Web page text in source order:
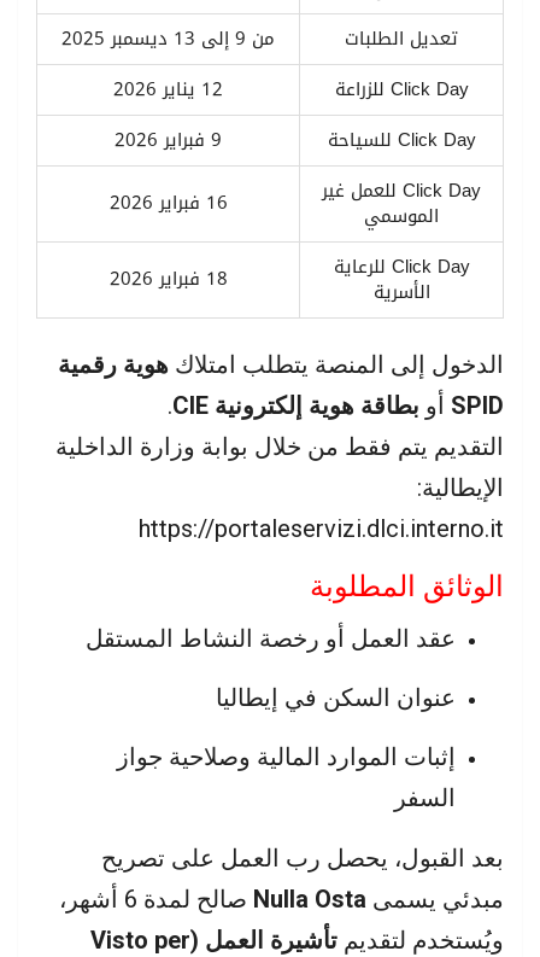
تعديل الطلبات
من 9 إلى 13 ديسمبر 2025
Click Day للزراعة
12 يناير 2026
Click Day للسياحة
9 فبراير 2026
Click Day للعمل غير
الموسمي
16 فبراير 2026
Click Day للرعاية
الأسرية 18 فبراير 2026
الدخول إلى المنصة يتطلب امتلاك هوية رقمية
SPID أو بطاقة هوية إلكترونية CIE
.
التقديم يتم فقط من خلال بوابة وزارة الداخلية
الإيطالية:
https://portaleservizi.dlci.interno.it
الوثائق المطلوبة
عقد العمل أو رخصة النشاط المستقل
عنوان السكن في إيطاليا
إثبات الموارد المالية وصلاحية جواز
السفر
بعد القبول، يحصل رب العمل على تصريح
مبدئي يسمى Nulla Osta
صالح لمدة 6 أشهر،
ويُستخدم لتقديم
تأشيرة العمل (Visto per